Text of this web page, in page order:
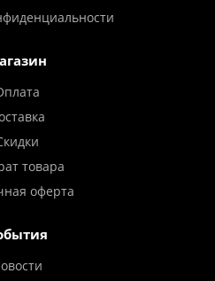
товара
оферта